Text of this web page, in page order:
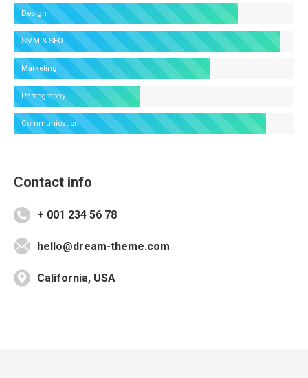
Design
SMM & SEO
Marketing
Photography
Communication
Contact info
+ 001 234 56 78
hello@dream-theme.com
California, USA